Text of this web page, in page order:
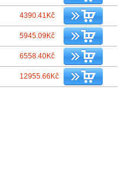
4390.41Kč
5945.09Kč
6558.40Kč
12955.66Kč